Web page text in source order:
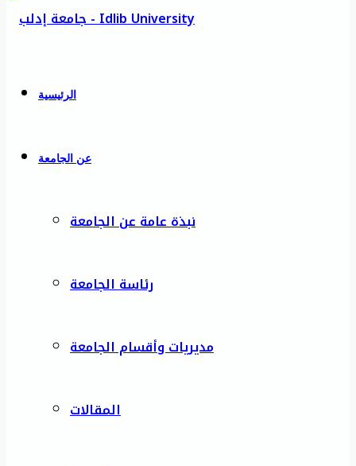
الرئيسية
عن الجامعة
نبذة عامة عن الجامعة
رئاسة الجامعة
مديريات وأقسام الجامعة
المقالات